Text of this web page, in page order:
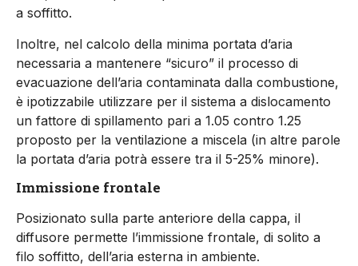
a soffitto.
Inoltre, nel calcolo della minima portata d’aria
necessaria a mantenere “sicuro” il processo di
evacuazione dell’aria contaminata dalla combustione,
è ipotizzabile utilizzare per il sistema a dislocamento
un fattore di spillamento pari a 1.05 contro 1.25
proposto per la ventilazione a miscela (in altre parole
la portata d’aria potrà essere tra il 5-25% minore).
Immissione frontale
Posizionato sulla parte anteriore della cappa, il
diffusore permette l’immissione frontale, di solito a
filo soffitto, dell’aria esterna in ambiente.